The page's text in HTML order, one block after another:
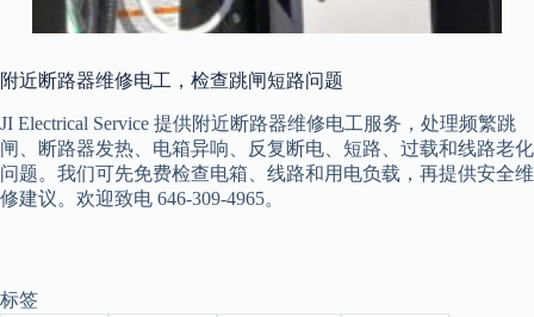
附近断路器维修电工，检查跳闸短路问题
JI Electrical Service 提供附近断路器维修电工服务，处理频繁跳
闸、断路器发热、电箱异响、反复断电、短路、过载和线路老化
问题。我们可先免费检查电箱、线路和用电负载，再提供安全维
修建议。欢迎致电 646-309-4965。
标签